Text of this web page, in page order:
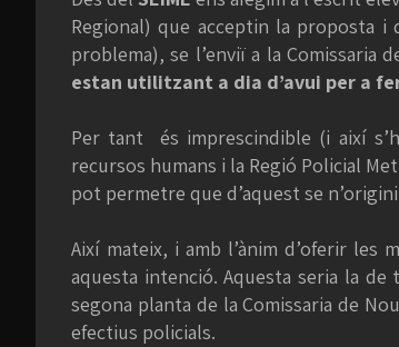
Regional) que acceptin la proposta i
problema), se l’enviï a la Comissaria
estan utilitzant a dia d’avui per a
Per tant és imprescindible (i així
recursos humans i la Regió Policial
pot permetre que d’aquest se
Així mateix, i amb l’ànim d’oferir les
aquesta intenció. Aquesta seria la de
segona planta de la Comissaria de
efectius policials.